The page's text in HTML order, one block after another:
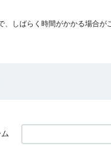
しばらく時間がかかる場合が